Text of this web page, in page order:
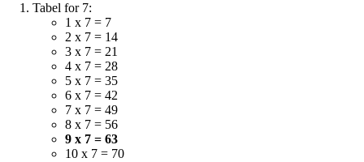
Tabel for 7:
1 x 7 = 7
2 x 7 = 14
3 x 7 = 21
4 x 7 = 28
5 x 7 = 35
6 x 7 = 42
7 x 7 = 49
8 x 7 = 56
9 x 7 = 63
10 x 7 = 70